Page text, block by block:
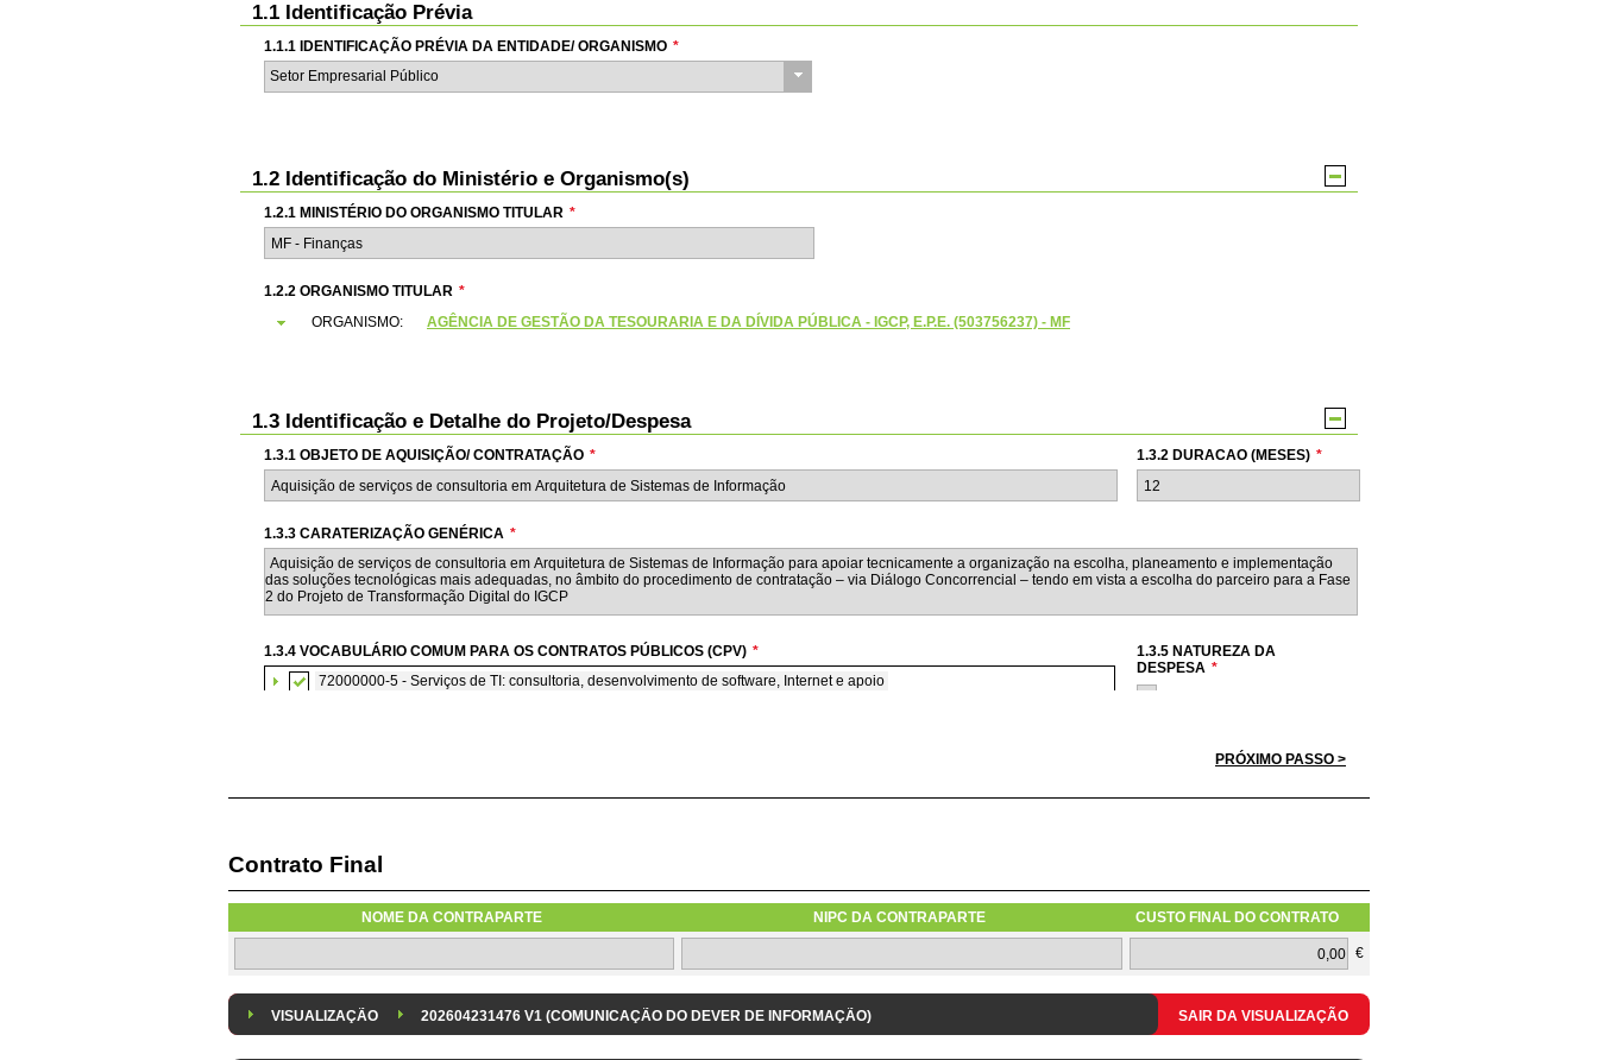
1.1 Identificação Prévia
1.1.1 IDENTIFICAÇÃO PRÉVIA DA ENTIDADE/ ORGANISMO *
Setor Empresarial Público
1.2 Identificação do Ministério e Organismo(s)
1.2.1 MINISTÉRIO DO ORGANISMO TITULAR *
1.2.2 ORGANISMO TITULAR *
ORGANISMO:
AGÊNCIA DE GESTÃO DA TESOURARIA E DA DÍVIDA PÚBLICA - IGCP, E.P.E. (503756237) - MF
1.3 Identificação e Detalhe do Projeto/Despesa
1.3.1 OBJETO DE AQUISIÇÃO/ CONTRATAÇÃO * 1.3.2 DURACAO (MESES) *
1.3.3 CARATERIZAÇÃO GENÉRICA *
1.3.4 VOCABULÁRIO COMUM PARA OS CONTRATOS PÚBLICOS (CPV) *
72000000-5 - Serviços de TI: consultoria, desenvolvimento de software, Internet e apoio
1.3.5 NATUREZA DA
DESPESA *
Serviços
1.3.7 CONTRATAÇÃO DE SERVIÇOS EM REGIME DE AVENÇA
Os serviços são contratados em regime de avença
1.3.10 TIPOLOGIA DO PEDIDO
PRÓXIMO PASSO >
Contrato Final
NOME DA CONTRAPARTE NIPC DA CONTRAPARTE CUSTO FINAL DO CONTRATO
€
VISUALIZAÇÃO 202604231476 V1 (COMUNICAÇÃO DO DEVER DE INFORMAÇÃO) SAIR DA VISUALIZAÇÃO